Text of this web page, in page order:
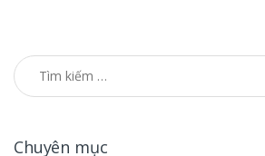
Tìm kiếm cho:
Chuyên mục